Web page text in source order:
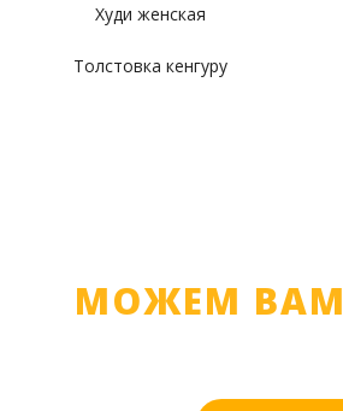
Худи женская
Толстовка кенгуру
МОЖЕМ